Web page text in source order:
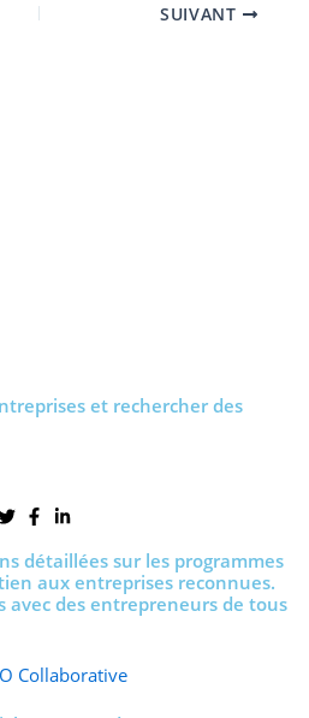
SUIVANT
et rechercher des
détaillées sur les programmes
aux entreprises reconnues.
avec des entrepreneurs de tous
Collaborative